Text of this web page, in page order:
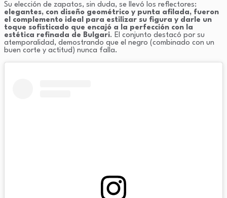
Su elección de zapatos, sin duda, se llevó los reflectores:
elegantes, con diseño geométrico y punta afilada, fueron
el complemento ideal para estilizar su figura y darle un
toque sofisticado que encajó a la perfección con la
estética refinada de Bulgari. El conjunto destacó por su
atemporalidad, demostrando que el negro (combinado con un
buen corte y actitud) nunca falla.